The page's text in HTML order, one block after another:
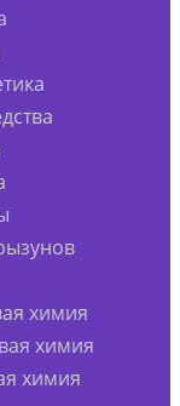
химия
химия
химия